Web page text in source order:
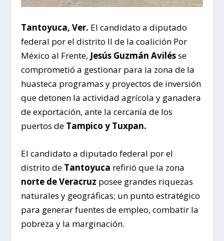
Tantoyuca, Ver. El candidato a diputado
federal por el distrito II de la coalición Por
México al Frente, Jesús Guzmán Avilésse
comprometió a gestionar para la zona de la
huasteca programas y proyectos de inversión
que detonen la actividad agrícola y ganadera
de exportación, ante la cercanía de los
puertos de Tampico y Tuxpan.
El candidato a diputado federal por el
distrito de Tantoyuca refirió que la zona
norte de Veracruz posee grandes riquezas
naturales y geográficas; un punto estratégico
para generar fuentes de empleo, combatir la
pobreza y la marginación.